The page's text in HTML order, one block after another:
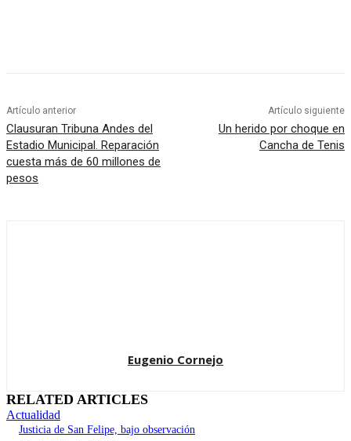
Artículo anterior
Clausuran Tribuna Andes del
Estadio Municipal. Reparación
cuesta más de 60 millones de
pesos
Artículo siguiente
Un herido por choque en
Cancha de Tenis
Eugenio Cornejo
RELATED ARTICLES
Actualidad
Justicia de San Felipe, bajo observación